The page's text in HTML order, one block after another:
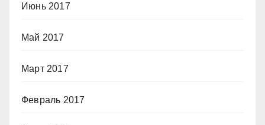
Июнь 2017
Май 2017
Март 2017
Февраль 2017